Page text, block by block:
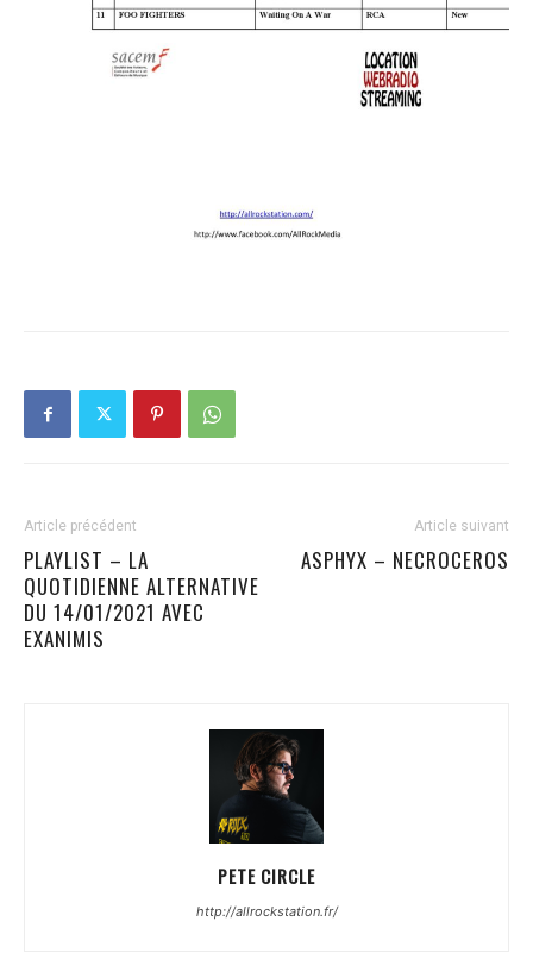
Article précédent
PLAYLIST – LA
QUOTIDIENNE ALTERNATIVE
DU 14/01/2021 AVEC
EXANIMIS
Article suivant
ASPHYX – NECROCEROS
PETE CIRCLE
http://allrockstation.fr/